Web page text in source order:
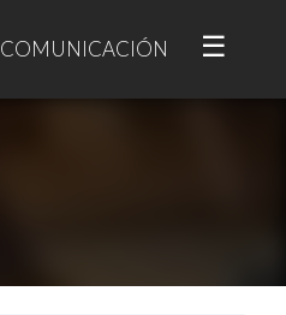
COMUNICACIÓN ☰